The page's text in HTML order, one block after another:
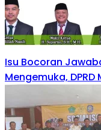
Isu Bocoran
Mengemuka,